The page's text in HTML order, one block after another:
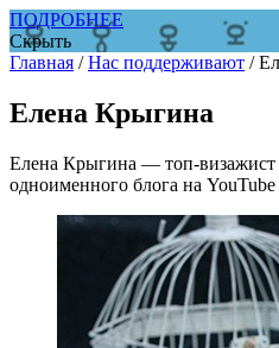
ПОДРОБНЕЕ
Скрыть
Главная / Нас поддерживают /
Елена Крыгина
Елена Крыгина — топ-визажист
одноименного блога на YouTube